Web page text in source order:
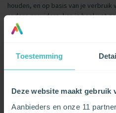
Toestemming
Deze website maakt gebruik
Aanbieders en onze 11
houden, en op basis van je
andere providers, kan je heel wat
misschien een pack met alles erop
goedkoper? Ontdek hier waarom
LEES HET ARTIKEL